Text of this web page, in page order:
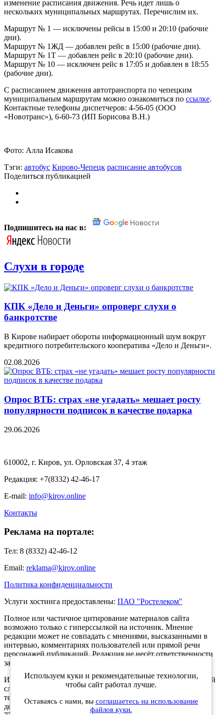
изменение расписания движения. Речь идет лишь о
нескольких муниципальных маршрутах. Перечислим их.
️Маршрут № 1 — исключены рейсы в 15:00 и 20:10 (рабочие
дни).
Маршрут № 1ЖД — добавлен рейс в 15:00 (рабочие дни).
Маршрут № 1Т — добавлен рейс в 20:10 (рабочие дни).
Маршрут № 10 — исключен рейс в 17:05 и добавлен в 18:55
(рабочие дни).
С расписанием движения автотранспорта по чепецким
муниципальным маршрутам можно ознакомиться по ссылке.
️Контактные телефоны диспетчеров: 4-56-05 (ООО
«Новотранс»), 6-60-73 (ИП Борисова В.Н.)
Фото: Алла Исакова
Тэги: автобус Кирово-Чепецк расписание автобусов
Поделиться публикацией
Подпишитесь на нас в:
Слухи в городе
КПК «Дело и Деньги» опроверг слухи о
банкротстве
В Кирове набирает обороты информационный шум вокруг
кредитного потребительского кооператива «Дело и Деньги».
02.08.2026
Опрос ВТБ: страх «не угадать» мешает росту
популярности подписок в качестве подарка
29.06.2026
610002, г. Киров, ул. Орловская 37, 4 этаж
Редакция: +7(8332) 42-46-17
E-mail: info@kirov.online
Контакты
Реклама на портале:
Тел: 8 (8332) 42-46-12
Email: reklama@kirov.online
Политика конфиденциальности
Услуги хостинга предоставлены: ПАО "Ростелеком"
Полное или частичное цитирование материалов сайта
возможно только с гиперссылкой на источник. Мнение
редакции может не совпадать с мнениями, высказанными в
интервью, комментариях пользователей или прямой речи
персонажей публикаций. Редакция не несёт ответственности
за текст комментариев читателей.
Интернет-портал Kirov.online зарегистрирован в Федеральной
службе по надзору в сфере связи, информационных
технологий и массовых коммуникаций (Роскомнадзор) 5
декабря 2019 года. Регистрационный номер ЭЛ № ФС 77 -
Используем куки и рекомендательные технологии,
чтобы сайт работал лучше.
Оставаясь с нами, вы соглашаетесь на использование
файлов куки.